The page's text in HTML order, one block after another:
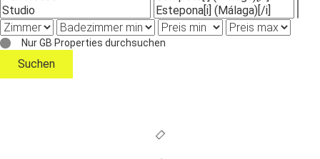
Nur GB Properties durchsuchen